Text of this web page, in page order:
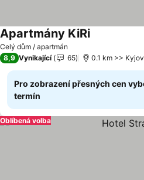
Celý dům / apartmán
Apartmány KiRi
8,9 Vynikající 65 0.1 km >> Kyjov
Pro zobrazení přesných cen
termín
Oblíbená volba